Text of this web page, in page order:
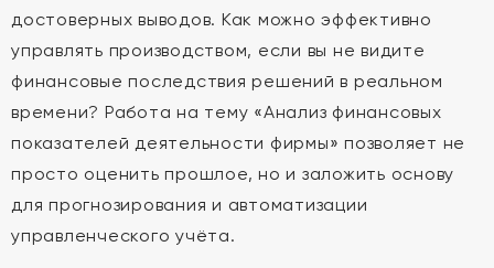
достоверных выводов. Как можно эффективно
управлять производством, если вы не видите
финансовые последствия решений в реальном
времени? Работа на тему «Анализ финансовых
показателей деятельности фирмы» позволяет не
просто оценить прошлое, но и заложить основу
для прогнозирования и автоматизации
управленческого учёта.